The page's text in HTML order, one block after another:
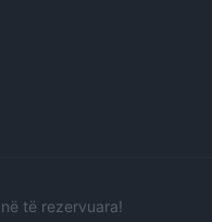
të rezervuara!